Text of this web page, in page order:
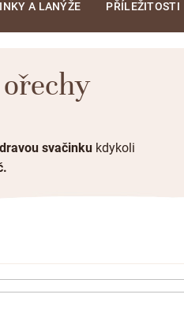
A LANÝŽE PŘÍLEŽITOSTI
svačinku kdykoli